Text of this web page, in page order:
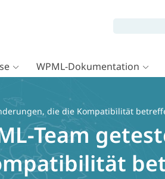
WPML-Dokumentation
die die Kompatibilität
Team